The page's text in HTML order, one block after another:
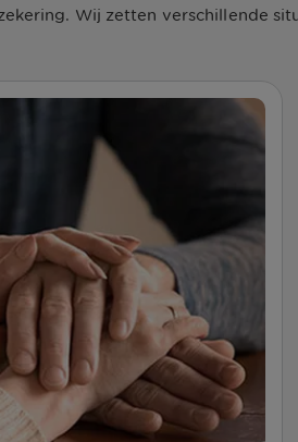
Wij zetten verschillende